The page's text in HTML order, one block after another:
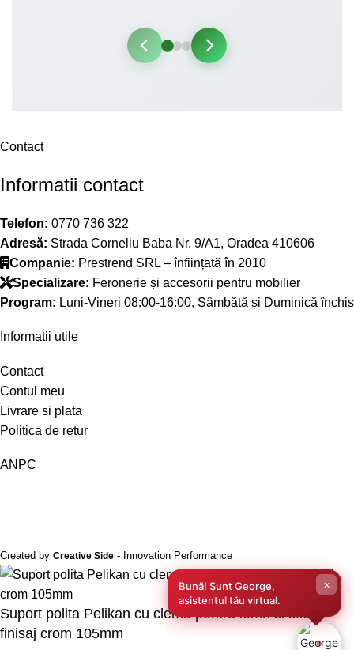
Contact
Informatii contact
Telefon: 0770 736 322
Adresă: Strada Corneliu Baba Nr. 9/A1, Oradea 410606
Companie: Prestrend SRL – înființată în 2010
Specializare: Feronerie și accesorii pentru mobilier
Program: Luni-Vineri 08:00-16:00, Sâmbătă și Duminică închis
Informatii utile
Contact
Contul meu
Livrare si plata
Politica de retur
ANPC
Created by Creative Side - Innovation Performance
Suport polita Pelikan cu clema pentru lemn si sticla
finisaj crom 105mm
Bună! Sunt George,
asistentul tău virtual.
×